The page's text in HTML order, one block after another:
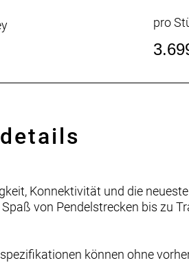
pro
Konnektivität und die
von Pendelstrecken bis zu
können ohne